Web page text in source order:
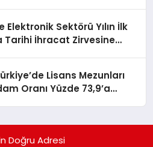
Elektronik Sektörü Yılın İlk
Tarihi İhracat Zirvesine
Lisans Mezunları
Oranı Yüzde 73,9’a
Doğru Adresi